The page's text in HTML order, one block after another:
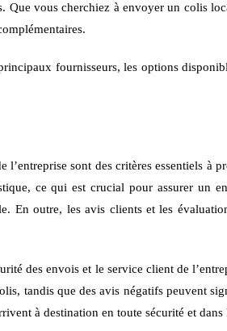
vous cherchiez à envoyer un colis
fournisseurs, les options
l’entreprise sont des critères essentiels à
ce qui est crucial pour assurer un
En outre, les avis clients et les
des envois et le service client de
tandis que des avis négatifs peuvent
à destination en toute sécurité et dans